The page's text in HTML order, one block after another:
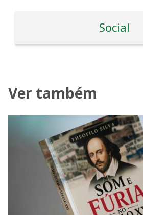
Social
Ver também